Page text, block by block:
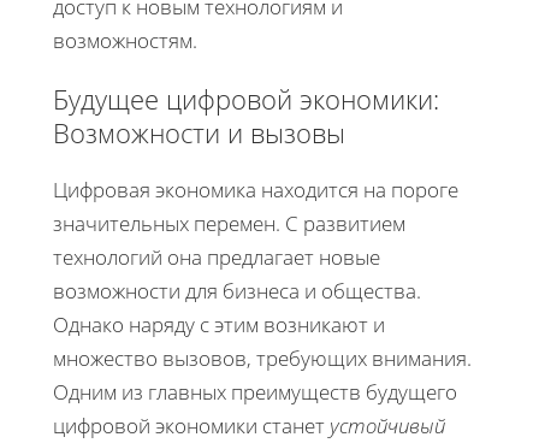
доступ к новым технологиям и
возможностям.
Будущее цифровой экономики:
Возможности и вызовы
Цифровая экономика находится на пороге
значительных перемен. С развитием
технологий она предлагает новые
возможности для бизнеса и общества.
Однако наряду с этим возникают и
множество вызовов, требующих внимания.
Одним из главных преимуществ будущего
цифровой экономики станет устойчивый